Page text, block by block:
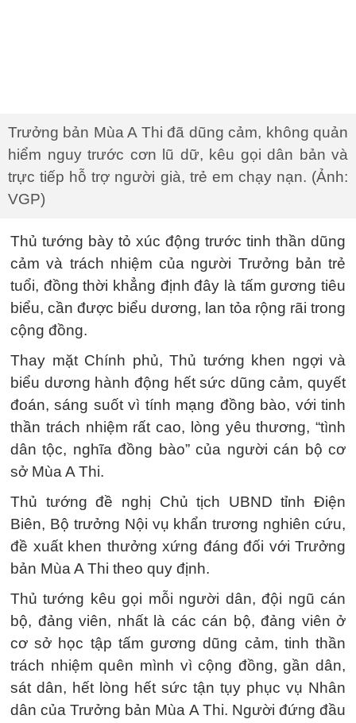
Trưởng bản Mùa A Thi đã dũng cảm, không quản
hiểm nguy trước cơn lũ dữ, kêu gọi dân bản và
trực tiếp hỗ trợ người già, trẻ em chạy nạn. (Ảnh:
VGP)
Thủ tướng bày tỏ xúc động trước tinh thần dũng
cảm và trách nhiệm của người Trưởng bản trẻ
tuổi, đồng thời khẳng định đây là tấm gương tiêu
biểu, cần được biểu dương, lan tỏa rộng rãi trong
cộng đồng.
Thay mặt Chính phủ, Thủ tướng khen ngợi và
biểu dương hành động hết sức dũng cảm, quyết
đoán, sáng suốt vì tính mạng đồng bào, với tinh
thần trách nhiệm rất cao, lòng yêu thương, “tình
dân tộc, nghĩa đồng bào” của người cán bộ cơ
sở Mùa A Thi.
Thủ tướng đề nghị Chủ tịch UBND tỉnh Điện
Biên, Bộ trưởng Nội vụ khẩn trương nghiên cứu,
đề xuất khen thưởng xứng đáng đối với Trưởng
bản Mùa A Thi theo quy định.
Thủ tướng kêu gọi mỗi người dân, đội ngũ cán
bộ, đảng viên, nhất là các cán bộ, đảng viên ở
cơ sở học tập tấm gương dũng cảm, tinh thần
trách nhiệm quên mình vì cộng đồng, gần dân,
sát dân, hết lòng hết sức tận tụy phục vụ Nhân
dân của Trưởng bản Mùa A Thi. Người đứng đầu